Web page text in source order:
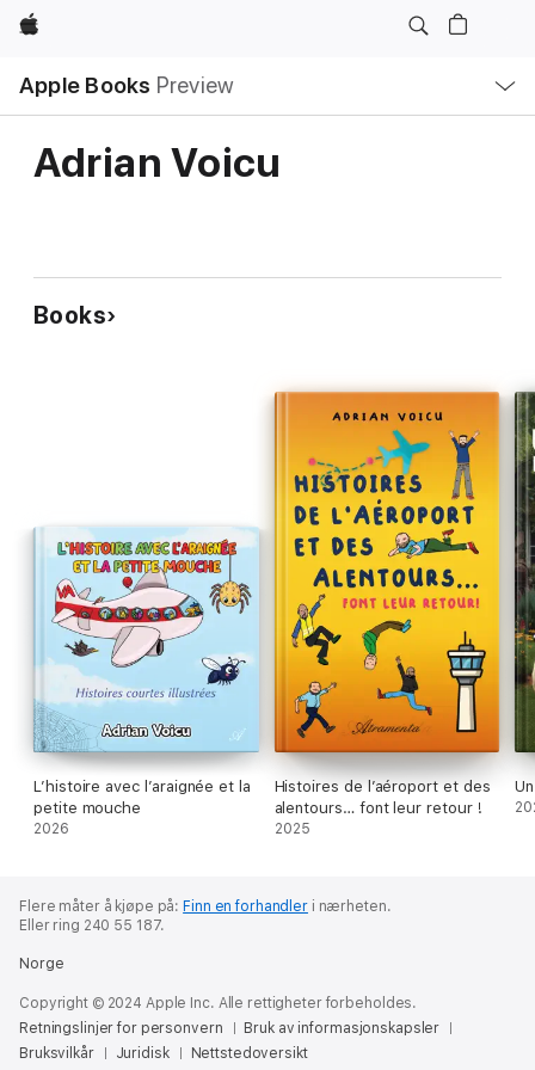
Apple
Apple Books Preview
Nav
Open
Menu
Adrian Voicu
Books
L’histoire avec l’araignée et la
petite mouche
2026
Histoires de l’aéroport et des
alentours… font leur retour !
2025
Flere måter å kjøpe på:Finn en forhandleri nærheten.
Eller ring 240 55 187.
Norge
Copyright © 2024 Apple Inc. Alle rettigheter forbeholdes.
Retningslinjer for personvern
Bruk av informasjonskapsler
Bruksvilkår
Juridisk Nettstedoversikt